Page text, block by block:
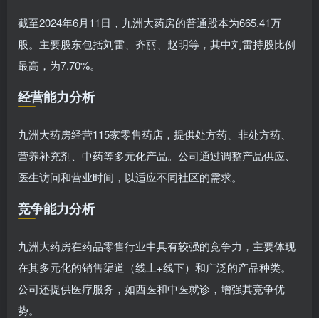
截至2024年6月11日，九洲大药房的普通股本为665.41万
股。主要股东包括刘雷、齐丽、赵明等，其中刘雷持股比例
最高，为7.70%。
经营能力分析
九洲大药房经营115家零售药店，提供处方药、非处方药、
营养补充剂、中药等多元化产品。公司通过调整产品供应、
医生访问和营业时间，以适应不同社区的需求。
竞争能力分析
九洲大药房在药品零售行业中具有较强的竞争力，主要体现
在其多元化的销售渠道（线上+线下）和广泛的产品种类。
公司还提供医疗服务，如西医和中医就诊，增强其竞争优
势。